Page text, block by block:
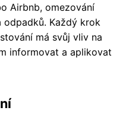
Airbnb, omezování
Každý krok
má svůj vliv na
informovat a aplikovat